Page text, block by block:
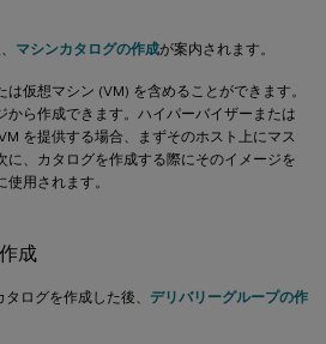
マシンカタログの作成が案内されます。
仮想マシン (VM) を含めることができます。
から作成できます。ハイパーバイザーまたは
を提供する場合、まずそのホスト上にマス
に、カタログを作成する際にそのイメージを
用されます。
成
ログを作成した後、 デリバリーグループの作